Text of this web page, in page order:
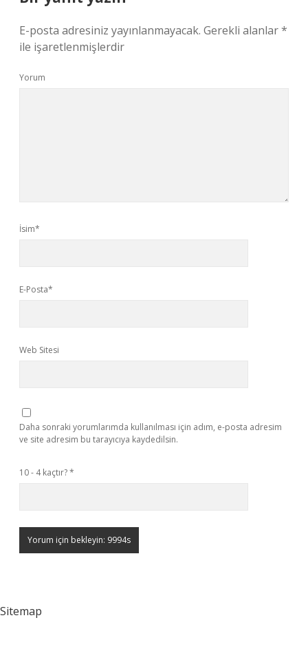
E-posta adresiniz yayınlanmayacak. Gerekli alanlar*
ile işaretlenmişlerdir
Yorum
İsim*
E-Posta*
Web Sitesi
Daha sonraki yorumlarımda kullanılması için adım, e-posta adresim
ve site adresim bu tarayıcıya kaydedilsin.
10 - 4 kaçtır?*
Sitemap